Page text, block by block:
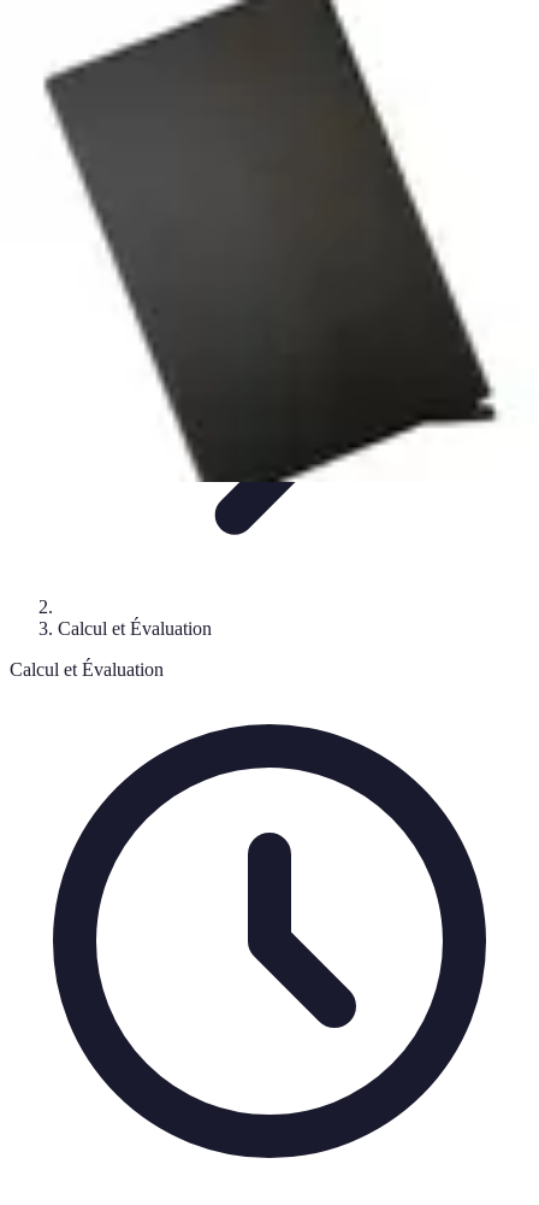
Calculez Votre Rachat
Outils et simulateursCalcul de Rachat Calcul et Estimation
optimisationAstuce et Conseils
Calculez Votre Rachat
Calcul et Évaluation
Calcul et Évaluation